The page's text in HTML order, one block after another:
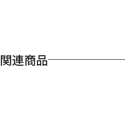
関連商品